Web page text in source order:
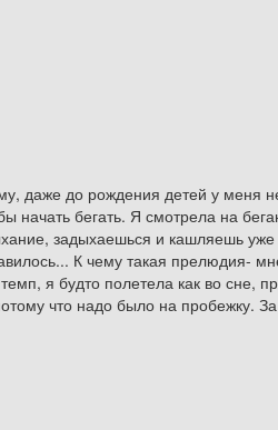
до рождения детей у меня
начать бегать. Я смотрела на
задыхаешься и кашляешь
К чему такая прелюдия-
я будто полетела как во сне,
что надо было на пробежку.